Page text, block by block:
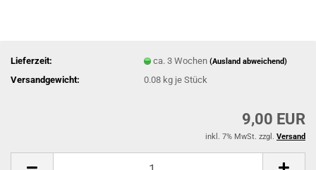
Lieferzeit: ca. 3 Wochen(Ausland abweichend)
Versandgewicht: 0.08 kg je Stück
9,00 EUR
inkl. 7% MwSt. zzgl. Versand